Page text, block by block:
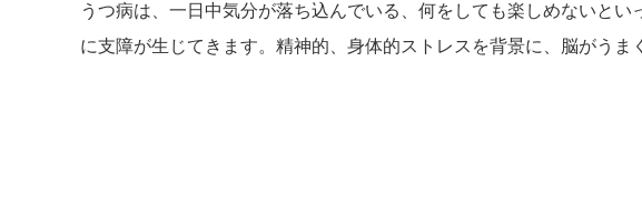
うつ病は、一日中気分が落ち込んでいる、何をしても楽しめないと
に支障が生じてきます。精神的、身体的ストレスを背景に、脳がう